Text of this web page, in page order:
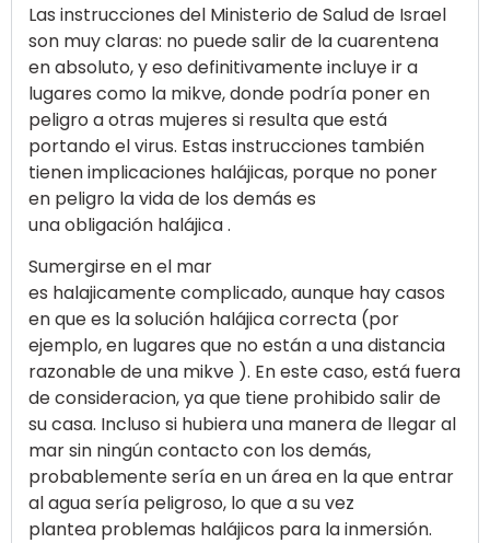
Las instrucciones del Ministerio de Salud de Israel
son muy claras: no puede salir de la cuarentena
en absoluto, y eso definitivamente incluye ir a
lugares como la mikve, donde podría poner en
peligro a otras mujeres si resulta que está
portando el virus. Estas instrucciones también
tienen implicaciones halájicas, porque no poner
en peligro la vida de los demás es
una obligación halájica .
Sumergirse en el mar
es halajicamente complicado, aunque hay casos
en que es la solución halájica correcta (por
ejemplo, en lugares que no están a una distancia
razonable de una mikve ). En este caso, está fuera
de consideracion, ya que tiene prohibido salir de
su casa. Incluso si hubiera una manera de llegar al
mar sin ningún contacto con los demás,
probablemente sería en un área en la que entrar
al agua sería peligroso, lo que a su vez
plantea problemas halájicos para la inmersión.